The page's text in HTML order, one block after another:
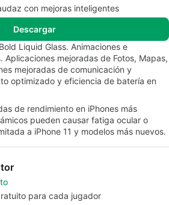
con mejoras inteligentes
Descargar
Liquid Glass. Animaciones e
Aplicaciones mejoradas de Fotos, Mapas,
mejoradas de comunicación y
optimizado y eficiencia de batería en
de rendimiento en iPhones más
pueden causar fatiga ocular o
a iPhone 11 y modelos más nuevos.
para cada jugador